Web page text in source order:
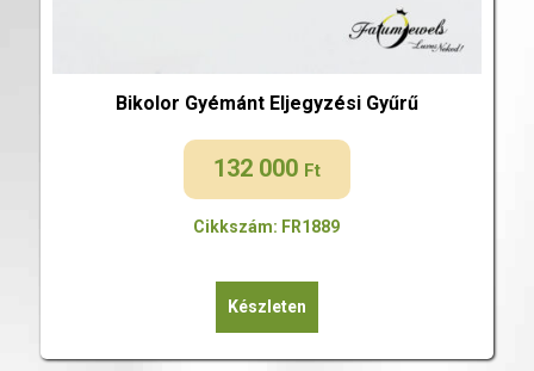
Bikolor Gyémánt Eljegyzési Gyűrű
132 000 Ft
Cikkszám: FR1889
Készleten